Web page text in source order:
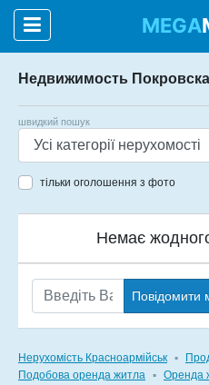
MEGA
Недвижимость
швидкий пошук
тільки оголошення з фото
Немає
Повідомити
Нерухомість Красноармійськ ▪
Подобова оренда житла ▪ Оренда